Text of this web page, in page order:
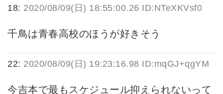
18: 2020/08/09(日) 18:55:00.26 ID:NTeXKVsf0
千鳥は青春高校のほうが好きそう
22: 2020/08/09(日) 19:23:16.98 ID:mqGJ+qgYM
今吉本で最もスケジュール抑えられないって